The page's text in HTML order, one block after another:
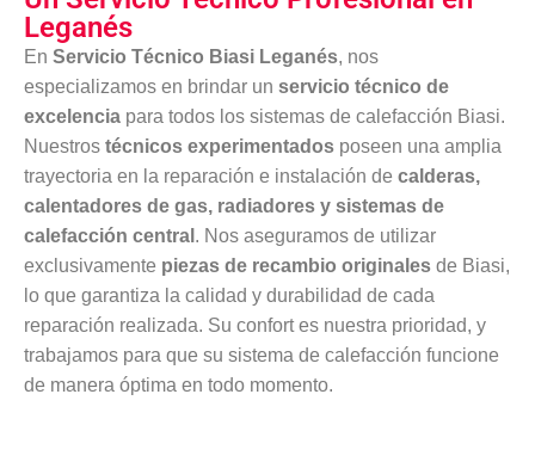
Leganés
En Servicio Técnico Biasi Leganés, nos
especializamos en brindar un servicio técnico de
excelencia para todos los sistemas de calefacción Biasi.
Nuestros técnicos experimentados poseen una amplia
trayectoria en la reparación e instalación de calderas,
calentadores de gas, radiadores y sistemas de
calefacción central . Nos aseguramos de utilizar
exclusivamente piezas de recambio originales de Biasi,
lo que garantiza la calidad y durabilidad de cada
reparación realizada. Su confort es nuestra prioridad, y
trabajamos para que su sistema de calefacción funcione
de manera óptima en todo momento.